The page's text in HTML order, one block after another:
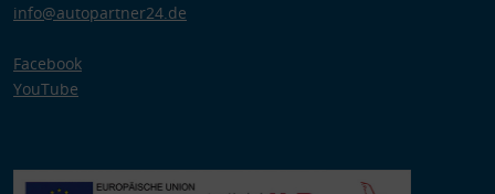
info@autopartner24.de
Facebook
YouTube